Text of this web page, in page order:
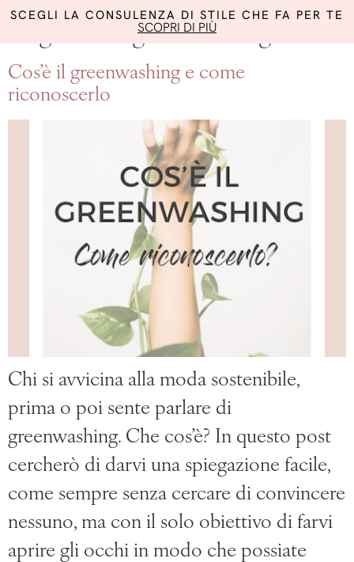
SCEGLI LA CONSULENZA DI STILE CHE FA PER TE
SCOPRI DI PIÙ
cos’è il greenwashing
Cos’è il greenwashing e come
riconoscerlo
Chi si avvicina alla moda sostenibile,
prima o poi sente parlare di
greenwashing. Che cos’è? In questo post
cercherò di darvi una spiegazione facile,
come sempre senza cercare di convincere
nessuno, ma con il solo obiettivo di farvi
aprire gli occhi in modo che possiate